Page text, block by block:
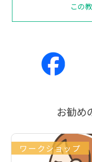
この
お勧め
ワークショップ